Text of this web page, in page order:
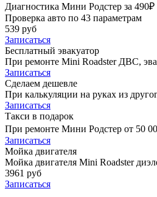
Диагностика Мини Родстер за 490₽
Проверка авто по 43 параметрам
539 руб
Записаться
Бесплатный эвакуатор
При ремонте Mini Roadster ДВС,
Записаться
Сделаем дешевле
При калькуляции на руках из
Записаться
Такси в подарок
При ремонте Мини Родстер от 50
Записаться
Мойка двигателя
Мойка двигателя Mini Roadster
3961 руб
Записаться